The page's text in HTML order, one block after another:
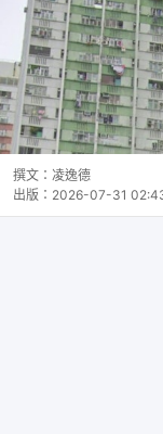
撰文： 凌逸德
出版： 2026-07-31